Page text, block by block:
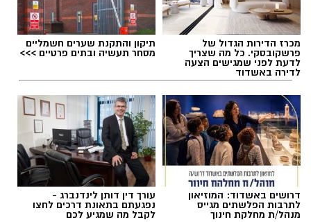
בהתאם לצורכי החקירה ולממצאיה, יובאו החשודים
היום לדיון בבית המשפט, בבקשה להאריך את
מעצרם.
תגים:אירוע ירי באשדוד
מכרז הדירות הגדול של
פרשקובסקי. כל מה שצריך
לדעת לפני שמגישים הצעה
לדירה באשדוד
תיקון והתקנת שערים חשמליים
מסחר תעשיה ובתים פרטיים >>>
דרושים באשדוד: המוזיאון
לתרבות הפלשתים מגייס
מנהל/ת מחלקת חינוך
עורך דין דותן לינדנברג -
נפגעתם בתאונת דרכים לחצו
לקבל מה שמגיע לכם